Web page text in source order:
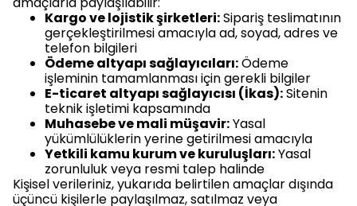
Kargo ve lojistik şirketleri:Sipariş teslimatının
gerçekleştirilmesi amacıyla ad, soyad, adres ve
telefon bilgileri
Ödeme altyapı sağlayıcıları:Ödeme
işleminin tamamlanması için gerekli bilgiler
E-ticaret altyapı sağlayıcısı (İkas):Sitenin
teknik işletimi kapsamında
Muhasebe ve mali müşavir:Yasal
yükümlülüklerin yerine getirilmesi amacıyla
Yetkili kamu kurum ve kuruluşları:Yasal
zorunluluk veya resmi talep halinde
Kişisel verileriniz, yukarıda belirtilen amaçlar dışında
üçüncü kişilerle paylaşılmaz, satılmaz veya